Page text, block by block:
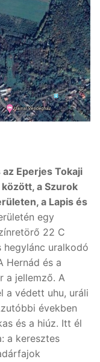
Eperjes Tokaji
a Szurok
a Lapis és
egy
22 C
uralkodó
Hernád és a
a jellemző. A
a védett uhu, uráli
években
és a hiúz. Itt él
a keresztes